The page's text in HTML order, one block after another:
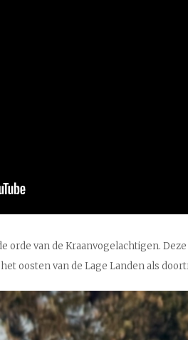
orde van de Kraanvogelachtigen.
oosten van de Lage Landen als